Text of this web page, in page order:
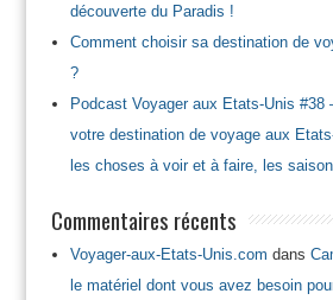
découverte du Paradis !
Comment choisir sa destination de
?
Podcast Voyager aux Etats-Unis #38
votre destination de voyage aux
les choses à voir et à faire, les
Commentaires récents
Voyager-aux-Etats-Unis.com dans
le matériel dont vous avez besoin